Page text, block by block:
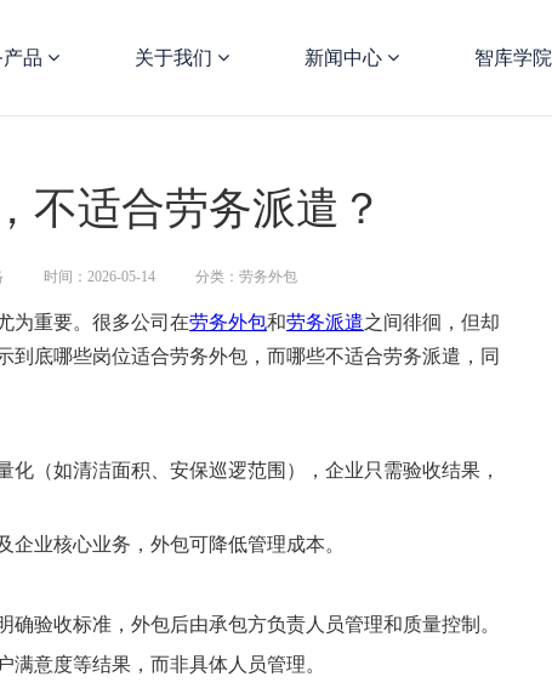
产品 关于我们 新闻中心 智库学院
不适合劳务派遣？
时间：2026-05-14 分类：劳务外包
为重要。很多公司在劳务外包和劳务派遣之间徘徊，但却
底哪些岗位适合劳务外包，而哪些不适合劳务派遣，同
（如清洁面积、安保巡逻范围），企业只需验收结果，
业核心业务，外包可降低管理成本。
验收标准，外包后由承包方负责人员管理和质量控制。
意度等结果，而非具体人员管理。